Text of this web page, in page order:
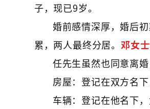
子，现已9岁。
婚前感情深厚，婚后
累，两人最终分居。 邓女
任先生虽然也同意离
房屋：登记在双方名
车辆：登记在他名下